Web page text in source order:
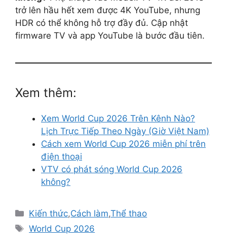
trở lên hầu hết xem được 4K YouTube, nhưng
HDR có thể không hỗ trợ đầy đủ. Cập nhật
firmware TV và app YouTube là bước đầu tiên.
Xem thêm:
Xem World Cup 2026 Trên Kênh Nào?
Lịch Trực Tiếp Theo Ngày (Giờ Việt Nam)
Cách xem World Cup 2026 miễn phí trên
điện thoại
VTV có phát sóng World Cup 2026
không?
Danh
mục
Kiến thức,Cách làm,Thể thao
Thẻ
World Cup 2026